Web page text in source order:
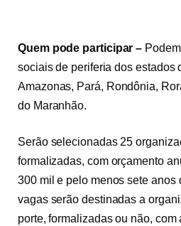
Quem pode participar –
sociais de periferia dos estados
Amazonas, Pará, Rondônia,
do Maranhão.
Serão selecionadas 25
formalizadas, com orçamento
300 mil e pelo menos sete anos
vagas serão destinadas a
porte, formalizadas ou não,